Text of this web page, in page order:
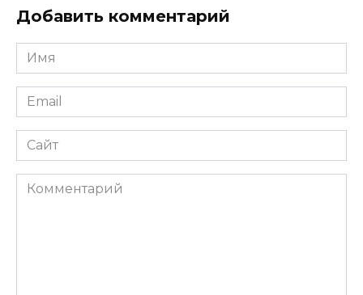
Добавить комментарий
Имя
*
Email
*
Сайт
Комментарий